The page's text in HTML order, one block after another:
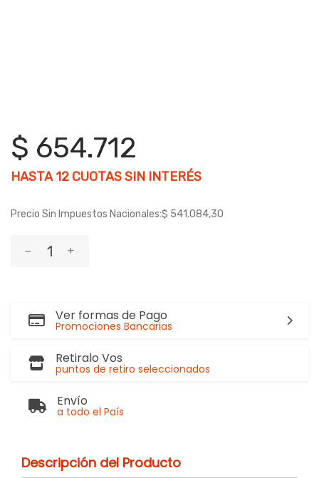
$ 654.712
HASTA12 CUOTAS SIN INTERÉS
Precio Sin Impuestos Nacionales:$ 541.084,30
Ver formas de Pago
Promociones Bancarias
Retiralo Vos
puntos de retiro seleccionados
Envío
a todo el País
Descripción del Producto